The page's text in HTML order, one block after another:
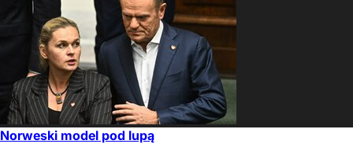
Norweski model pod lupą